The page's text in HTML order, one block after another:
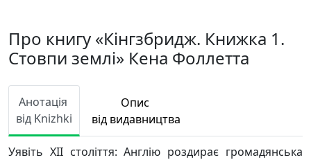
Про книгу «Кінгзбридж. Книжка 1.
Стовпи землі» Кена Фоллетта
Анотація
від Knizhki
Опис
від видавництва
Уявіть XII століття: Англію роздирає громадянська